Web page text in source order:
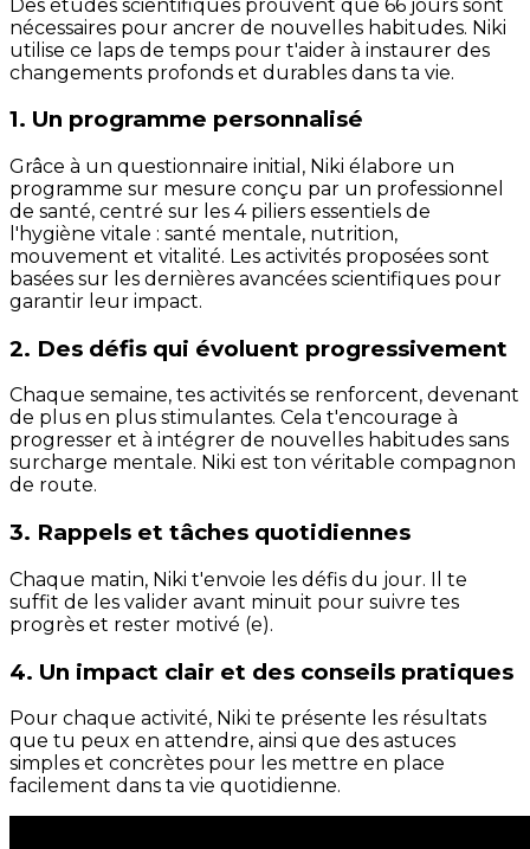
Des études scientifiques prouvent que 66 jours sont
nécessaires pour ancrer de nouvelles habitudes. Niki
utilise ce laps de temps pour t'aider à instaurer des
changements profonds et durables dans ta vie.
1. Un programme personnalisé
Grâce à un questionnaire initial, Niki élabore un
programme sur mesure conçu par un professionnel
de santé, centré sur les 4 piliers essentiels de
l'hygiène vitale : santé mentale, nutrition,
mouvement et vitalité. Les activités proposées sont
basées sur les dernières avancées scientifiques pour
garantir leur impact.
2. Des défis qui évoluent progressivement
Chaque semaine, tes activités se renforcent, devenant
de plus en plus stimulantes. Cela t'encourage à
progresser et à intégrer de nouvelles habitudes sans
surcharge mentale. Niki est ton véritable compagnon
de route.
3. Rappels et tâches quotidiennes
Chaque matin, Niki t'envoie les défis du jour. Il te
suffit de les valider avant minuit pour suivre tes
progrès et rester motivé (e).
4. Un impact clair et des conseils pratiques
Pour chaque activité, Niki te présente les résultats
que tu peux en attendre, ainsi que des astuces
simples et concrètes pour les mettre en place
facilement dans ta vie quotidienne.